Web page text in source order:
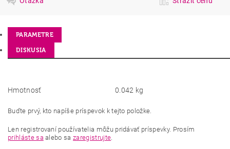
PARAMETRE
DISKUSIA
Hmotnosť 0.042 kg
Buďte prvý, kto napíše príspevok k tejto položke.
Len registrovaní používatelia môžu pridávať príspevky. Prosím
prihláste sa alebo sazaregistrujte.